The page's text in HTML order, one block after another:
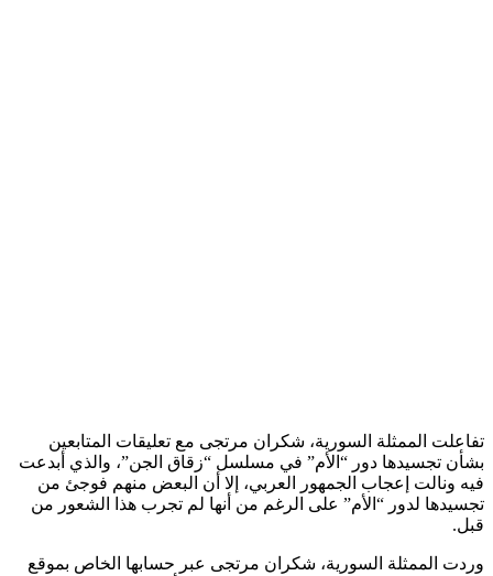
تفاعلت الممثلة السورية، شكران مرتجى مع تعليقات المتابعين
بشأن تجسيدها دور “الأم” في مسلسل “زقاق الجن”، والذي أبدعت
فيه ونالت إعجاب الجمهور العربي، إلا أن البعض منهم فوجئ من
تجسيدها لدور “الأم” على الرغم من أنها لم تجرب هذا الشعور من
قبل.
وردت الممثلة السورية، شكران مرتجى عبر حسابها الخاص بموقع